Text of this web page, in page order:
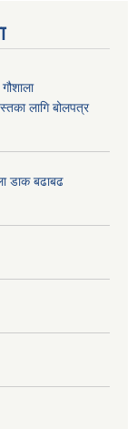
लागि बोलपत्र
डाक बढाबढ